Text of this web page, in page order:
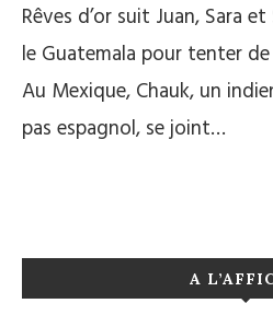
Rêves d’or suit Juan, Sara
le Guatemala pour tenter
Au Mexique, Chauk, un
pas espagnol, se joint…
A